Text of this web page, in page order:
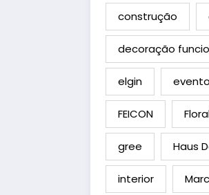
construção
decoração
elgin evento
FEICON
gree Haus
interior